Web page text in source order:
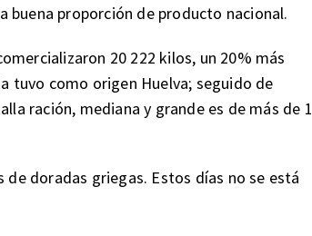
buena proporción de producto nacional.
20 222 kilos, un 20% más
tuvo como origen Huelva; seguido de
ración, mediana y grande es de más de 1
doradas griegas. Estos días no se está